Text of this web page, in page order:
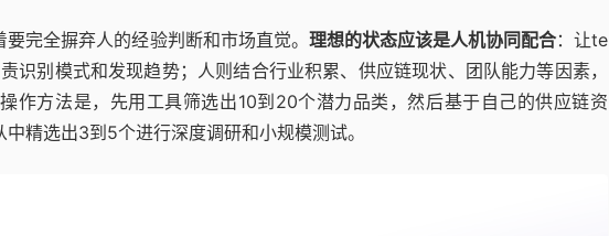
完全摒弃人的经验判断和市场直觉。 理想的状态应该是人机协同配合：让te
识别模式和发现趋势；人则结合行业积累、供应链现状、团队能力等因素，
作方法是，先用工具筛选出10到20个潜力品类，然后基于自己的供应链资
精选出3到5个进行深度调研和小规模测试。